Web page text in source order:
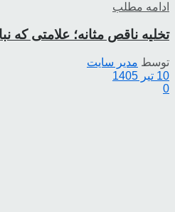
ادامه مطلب
تخلیه ناقص مثانه؛ علامتی که
توسط مدیر سایت
10 تیر 1405
0